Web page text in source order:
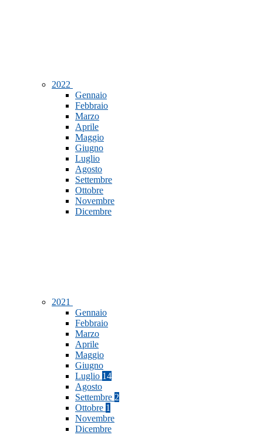
2022
Gennaio
Febbraio
Marzo
Aprile
Maggio
Giugno
Luglio
Agosto
Settembre
Ottobre
Novembre
Dicembre
2021
Gennaio
Febbraio
Marzo
Aprile
Maggio
Giugno
Luglio 14
Agosto
Settembre 2
Ottobre 1
Novembre
Dicembre